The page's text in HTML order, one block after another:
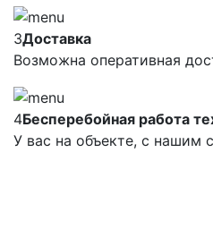
3Доставка
Возможна оперативная
4Бесперебойная работа
У вас на объекте, с нашим